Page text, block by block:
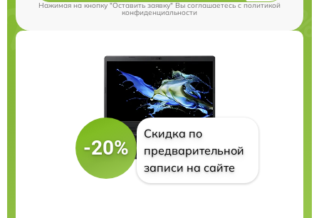
Нажимая на кнопку "Оставить заявку" Вы соглашаетесь cполитикой
конфиденциальности
-20%
Скидка по
предварительной
записи на сайте